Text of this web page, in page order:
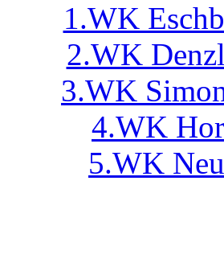
1.WK
2.WK
3.WK
4.WK
5.WK